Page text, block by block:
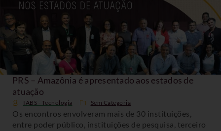
PRS – Amazônia é apresentado aos estados de
atuação
IABS - Tecnologia Sem Categoria
Os encontros envolveram mais de 30 instituições,
entre poder público, instituições de pesquisa, terceiro